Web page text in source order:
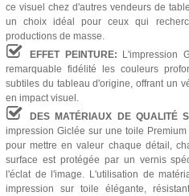
ce visuel chez d'autres vendeurs de
un choix idéal pour ceux qui
productions de masse.
EFFET PEINTURE: L'impression
remarquable fidélité les couleurs
subtiles du tableau d'origine, offrant un
en impact visuel.
DES MATÉRIAUX DE QUALITÉ
impression Giclée sur une toile
pour mettre en valeur chaque détail,
surface est protégée par un vernis
l'éclat de l'image. L'utilisation de
impression sur toile élégante,